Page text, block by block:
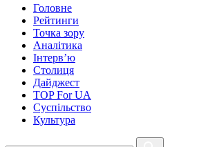
Головне
Рейтинги
Точка зору
Аналітика
Інтерв’ю
Столиця
Дайджест
TOP For UA
Суспiльство
Культура